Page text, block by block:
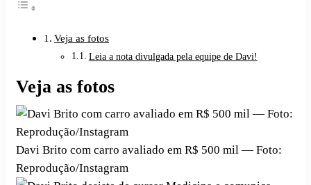
Veja as fotos
Leia a nota divulgada pela equipe de Davi!
Veja as fotos
Davi Brito com carro avaliado em R$ 500 mil — Foto:
Reprodução/Instagram